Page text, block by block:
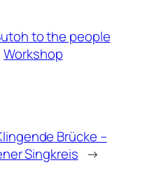
to the people
Workshop
Brücke –
Singkreis →